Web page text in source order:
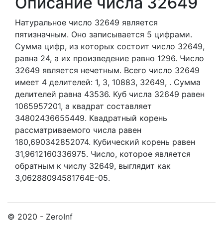
Натуральное число 32649 является
пятизначным. Оно записывается 5 цифрами.
Сумма цифр, из которых состоит число 32649,
равна 24, а их произведение равно 1296. Число
32649 является нечетным. Всего число 32649
имеет 4 делителей: 1, 3, 10883, 32649, . Сумма
делителей равна 43536. Куб числа 32649 равен
1065957201, а квадрат составляет
34802436655449. Квадратный корень
рассматриваемого числа равен
180,690342852074. Кубический корень равен
31,9612160336975. Число, которое является
обратным к числу 32649, выглядит как
3,06288094581764E-05.
© 2020 - ZeroInf